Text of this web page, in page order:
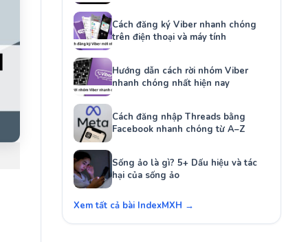
Cách đăng ký Viber nhanh chóng
trên điện thoại và máy tính
Hướng dẫn cách rời nhóm Viber
nhanh chóng nhất hiện nay
Cách đăng nhập Threads bằng
Facebook nhanh chóng từ A–Z
Sống ảo là gì? 5+ Dấu hiệu và tác
hại của sống ảo
Xem tất cả bài IndexMXH →